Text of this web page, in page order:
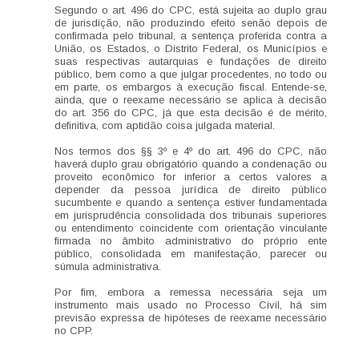
Segundo o art. 496 do CPC, está sujeita ao duplo grau
de jurisdição, não produzindo efeito senão depois de
confirmada pelo tribunal, a sentença proferida contra a
União, os Estados, o Distrito Federal, os Municípios e
suas respectivas autarquias e fundações de direito
público, bem como a que julgar procedentes, no todo ou
em parte, os embargos à execução fiscal. Entende-se,
ainda, que o reexame necessário se aplica à decisão
do art. 356 do CPC, já que esta decisão é de mérito,
definitiva, com aptidão coisa julgada material.
Nos termos dos §§ 3º e 4º do art. 496 do CPC, não
haverá duplo grau obrigatório quando a condenação ou
proveito econômico for inferior a certos valores a
depender da pessoa jurídica de direito público
sucumbente e quando a sentença estiver fundamentada
em jurisprudência consolidada dos tribunais superiores
ou entendimento coincidente com orientação vinculante
firmada no âmbito administrativo do próprio ente
público, consolidada em manifestação, parecer ou
súmula administrativa.
Por fim, embora a remessa necessária seja um
instrumento mais usado no Processo Civil, há sim
previsão expressa de hipóteses de reexame necessário
no CPP.